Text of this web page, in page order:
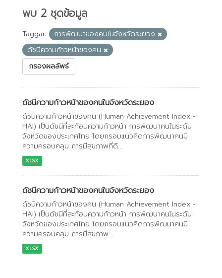
พบ 2 ชุดข้อมูล
Taggar:
การพัฒนาของคนในจังหวัดระยอง
ดัชนีความก้าวหน้าของคน
กรองผลลัพธ์
ดัชนีความก้าวหน้าของคนในจังหวัดระยอง
ดัชนีความก้าวหน้าของคน (Human Achievement Index -
HAI) เป็นดัชนีที่สะท้อนความก้าวหน้า การพัฒนาคนในระดับ
จังหวัดของประเทศไทย โดยกรอบแนวคิดการพัฒนาคนมี
ความครอบคลุม การมีสุขภาพที่ดี...
XLSX
ดัชนีความก้าวหน้าของคนในจังหวัดระยอง
ดัชนีความก้าวหน้าของคน (Human Achievement Index -
HAI) เป็นดัชนีที่สะท้อนความก้าวหน้า การพัฒนาคนในระดับ
จังหวัดของประเทศไทย โดยกรอบแนวคิดการพัฒนาคนมี
ความครอบคลุม การมีสุขภาพ...
XLSX